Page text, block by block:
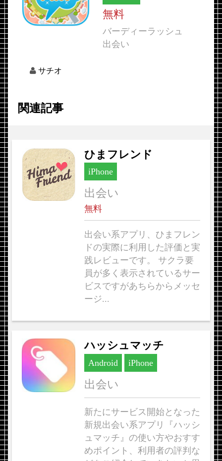
無料
バーディーラッシュ
出会い
サチオ
関連記事
ひまフレンド
iPhone
出会い
無料
出会い系アプリ、ひまフレン
ドの実際に利用した評価と実
践レビューです。 サクラ要
員が多く表示されているサー
ビスですがあちらからメッセ
ージ...
ハッシュマッチ
Android iPhone
出会い
新たにサービス開始となった
新規出会い系アプリ『ハッシ
ュマッチ』の使い方やおすす
めポイント、利用者の評判な